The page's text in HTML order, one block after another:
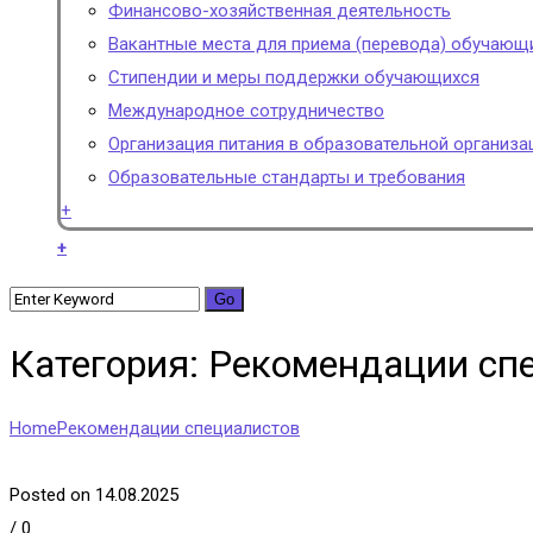
Финансово-хозяйственная деятельность
Вакантные места для приема (перевода)
Стипендии и меры поддержки обучающихся
Международное сотрудничество
Организация питания в образовательной
Образовательные стандарты и требования
+
+
Категория: Рекомендации
HomeРекомендации специалистов
Posted on 14.08.2025
/ 0